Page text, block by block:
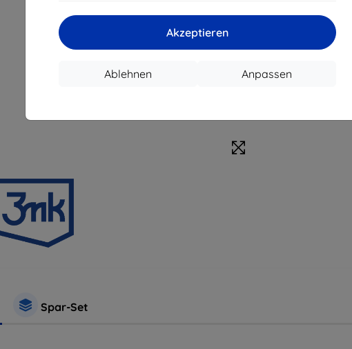
Akzeptieren
Anpassen
Ablehnen
Hersteller
Spar-Set